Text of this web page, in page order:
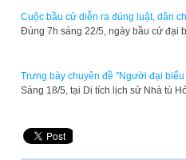
Cuộc bầu cử diễn ra đúng luật, dân
Đúng 7h sáng 22/5, ngày bầu cử đại
Trưng bày chuyên đề "Người đại
Sáng 18/5, tại Di tích lịch sử Nhà tù